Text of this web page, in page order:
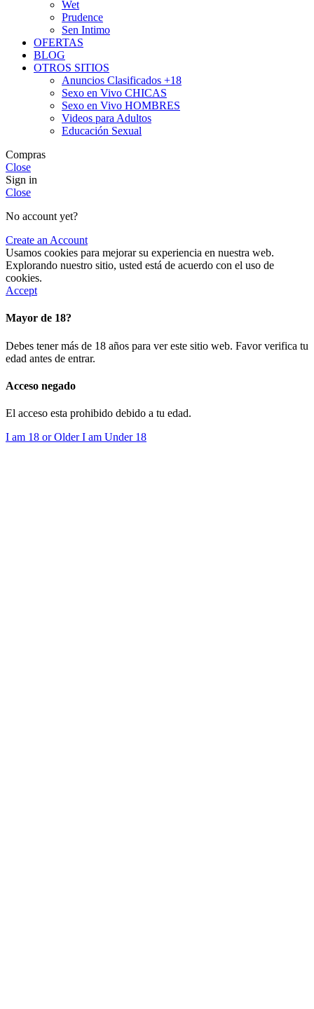
Wet
Prudence
Sen Intimo
OFERTAS
BLOG
OTROS SITIOS
Anuncios Clasificados +18
Sexo en Vivo CHICAS
Sexo en Vivo HOMBRES
Videos para Adultos
Educación Sexual
Compras
Close
Sign in
Close
No account yet?
Create an Account
Usamos cookies para mejorar su experiencia en nuestra web.
Explorando nuestro sitio, usted está de acuerdo con el uso de
cookies.
Accept
Mayor de 18?
Debes tener más de 18 años para ver este sitio web. Favor verifica tu
edad antes de entrar.
Acceso negado
El acceso esta prohibido debido a tu edad.
I am 18 or OlderI am Under 18